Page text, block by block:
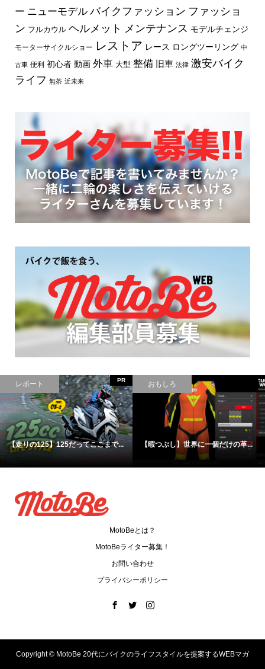
ー ニューモデル バイクファッション ファッショ
ン フルカウル ヘルメット メンテナンス モデルチェンジ
モーターサイクルショー レストア レース ロングツーリング 中
古車 便利 初心者 動画 外車 大型 整備 旧車 法律 激安バイク
ライフ 無茶 近未来
レポート
【走りの125】125だってここまで...
PR おもしろ
【暇つぶし】世界に一個だけの革...
MotoBeとは？
MotoBeライター募集！
お問い合わせ
プライバシーポリシー
Copyright © MotoBe 20代にバイクのライフスタイルを提案するWEBマガ